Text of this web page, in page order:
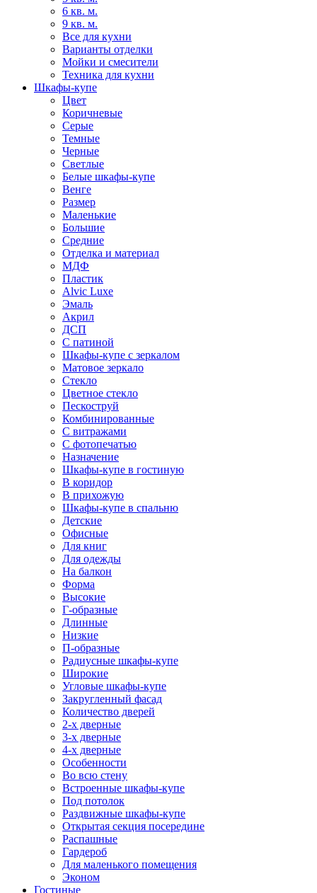
6 кв. м.
9 кв. м.
Все для кухни
Варианты отделки
Мойки и смесители
Техника для кухни
Шкафы-купе
Цвет
Коричневые
Серые
Темные
Черные
Светлые
Белые шкафы-купе
Венге
Размер
Маленькие
Большие
Средние
Отделка и материал
МДФ
Пластик
Alvic Luxe
Эмаль
Акрил
ДСП
С патиной
Шкафы-купе с зеркалом
Матовое зеркало
Стекло
Цветное стекло
Пескоструй
Комбинированные
С витражами
С фотопечатью
Назначение
Шкафы-купе в гостиную
В коридор
В прихожую
Шкафы-купе в спальню
Детские
Офисные
Для книг
Для одежды
На балкон
Форма
Высокие
Г-образные
Длинные
Низкие
П-образные
Радиусные шкафы-купе
Широкие
Угловые шкафы-купе
Закругленный фасад
Количество дверей
2-х дверные
3-х дверные
4-х дверные
Особенности
Во всю стену
Встроенные шкафы-купе
Под потолок
Раздвижные шкафы-купе
Открытая секция посередине
Распашные
Гардероб
Для маленького помещения
Эконом
Гостиные